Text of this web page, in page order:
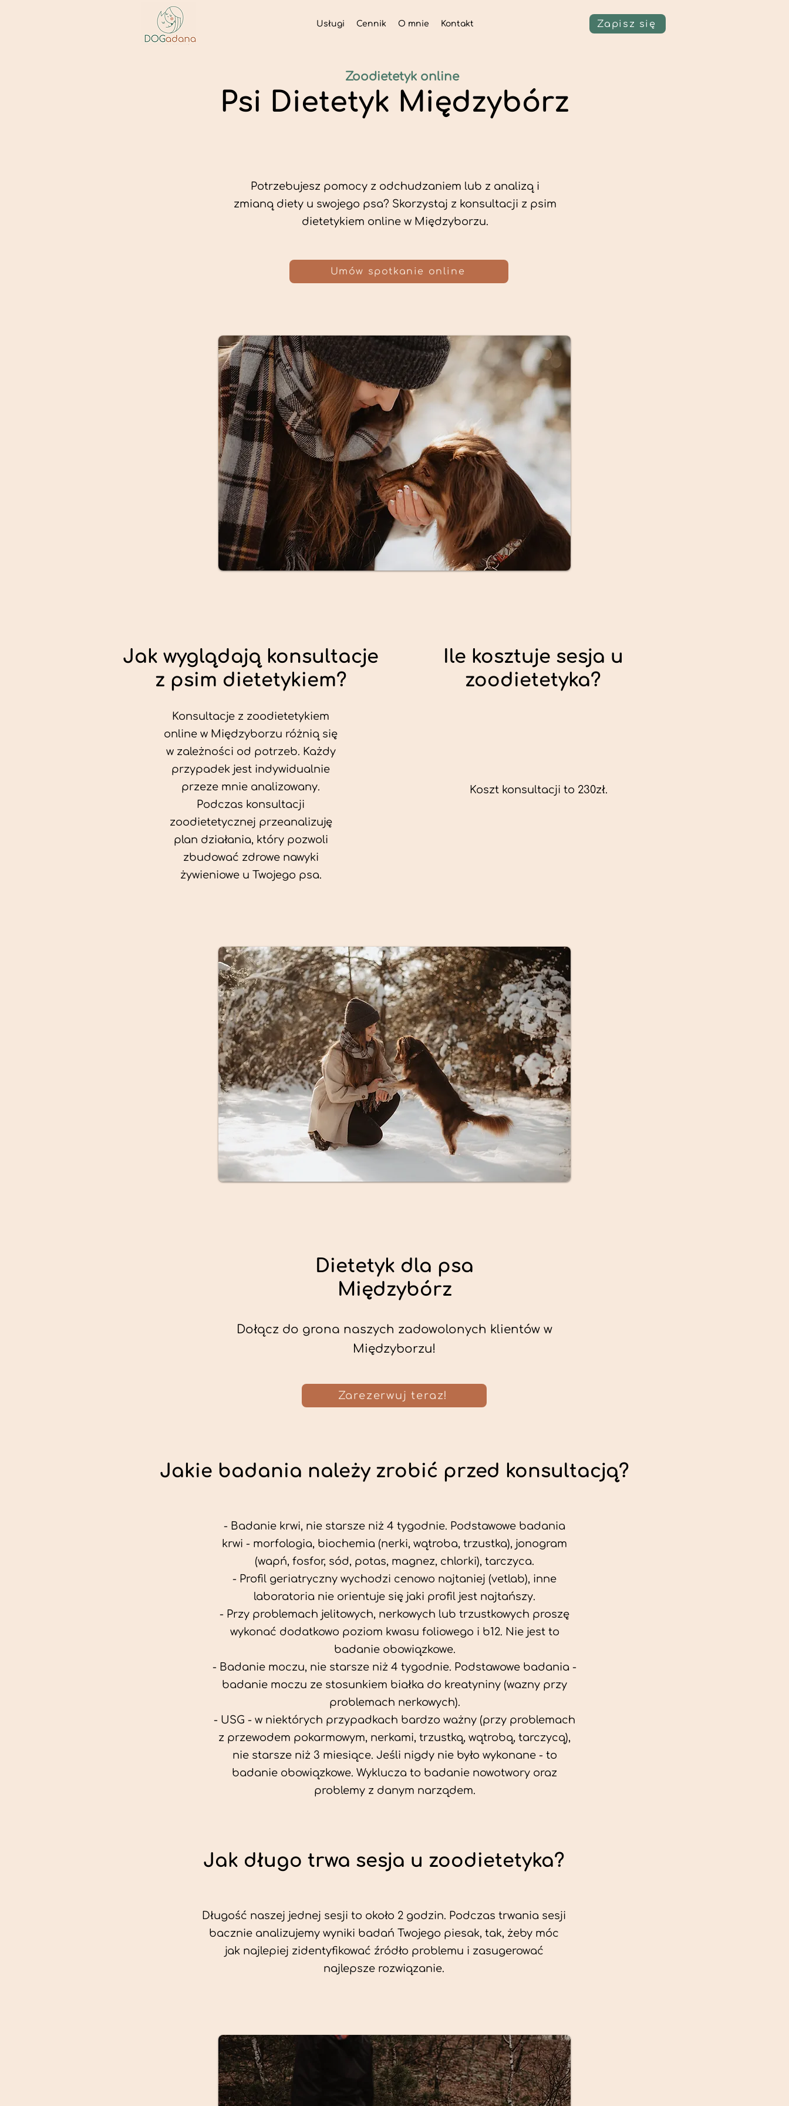
Usługi Cennik O mnie Kontakt Zapisz się
Psi Dietetyk Międzybórz
Potrzebujesz pomocy z odchudzaniem lub z analizą i
zmianą diety u swojego psa? Skorzystaj z konsultacji z psim
dietetykiem online w Międzyborzu.
Zoodietetyk online
Umów spotkanie online
Jak wyglądają konsultacje
z psim dietetykiem?
Konsultacje z zoodietetykiem
online w Międzyborzu różnią się
w zależności od potrzeb. Każdy
przypadek jest indywidualnie
przeze mnie analizowany.
Podczas konsultacji
zoodietetycznej przeanalizuję
plan działania, który pozwoli
zbudować zdrowe nawyki
żywieniowe u Twojego psa.
Ile kosztuje sesja u
zoodietetyka?
Koszt konsultacji to 230zł.
Dietetyk dla psa
Międzybórz
Dołącz do grona naszych zadowolonych klientów w
Międzyborzu!
Zarezerwuj teraz!
Jakie badania należy zrobić przed konsultacją?
- Badanie krwi, nie starsze niż 4 tygodnie. Podstawowe badania
krwi - morfologia, biochemia (nerki, wątroba, trzustka), jonogram
(wapń, fosfor, sód, potas, magnez, chlorki), tarczyca.
- Profil geriatryczny wychodzi cenowo najtaniej (vetlab), inne
laboratoria nie orientuje się jaki profil jest najtańszy.
- Przy problemach jelitowych, nerkowych lub trzustkowych proszę
wykonać dodatkowo poziom kwasu foliowego i b12. Nie jest to
badanie obowiązkowe.
- Badanie moczu, nie starsze niż 4 tygodnie. Podstawowe badania -
badanie moczu ze stosunkiem białka do kreatyniny (wazny przy
problemach nerkowych).
- USG - w niektórych przypadkach bardzo ważny (przy problemach
z przewodem pokarmowym, nerkami, trzustką, wątrobą, tarczycą),
nie starsze niż 3 miesiące. Jeśli nigdy nie było wykonane - to
badanie obowiązkowe. Wyklucza to badanie nowotwory oraz
problemy z danym narządem.
Jak długo trwa sesja u zoodietetyka?
Długość naszej jednej sesji to około 2 godzin. Podczas trwania sesji
bacznie analizujemy wyniki badań Twojego piesak, tak, żeby móc
jak najlepiej zidentyfikować źródło problemu i zasugerować
najlepsze rozwiązanie.